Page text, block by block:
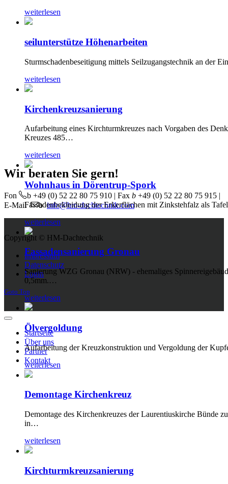
weiterlesen
seilunterstütze Höhenarbeiten
Sturmschadenbeseitigung mittels Seilzugangstechnik an der
weiterlesen
Kirchenkreuzsanierung
Aufarbeitung eines Kirchturmkreuzes nach Vorgaben des
Kreuzes 485…
weiterlesen
Wohnhaus in Dörentrup-Spork
Fassadenbekleidung der Erkerflächen mit Zinkstehfalz als
weiterlesen
Fassadensanierung Gronau
Sanierung WZG Gronau (NRW) - ehemaliges
0,5mm.…
weiterlesen
Ölvergoldung
Aufarbeitung der Kreuzkonstruktion und Vergoldung der
weiterlesen
Demontage Kirchenkreuz
Demontage des Kirchenkreuzes der Laurentiuskirche Bünde
in…
weiterlesen
Kirchturmkreuzsanierung
Wir beraten Sie gern!
Fon b +49 (0) 52 22 80 75 910 | Fax b +49 (0) 52 22 80 75 915 |
E-Mail
b info@hm-dachtechnik.com
Copyright © HM-Dachtechnik
Joomla! 3 Templates
Impressum
Datenschutz
Login
Goto Top
Startseite
Über uns
Partner
Kontakt